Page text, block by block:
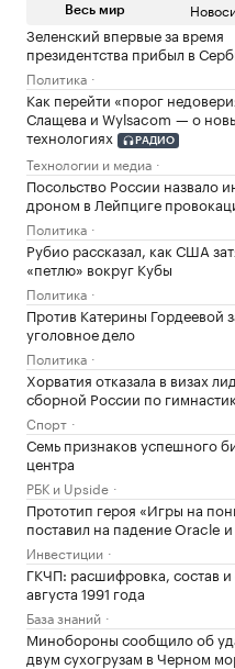
Весь мир
Зеленский впервые за время
президентства прибыл в
Политика
Как перейти «порог
Слащева и Wylsacom — о
технологиях
РАДИО
Технологии и медиа
Посольство России назвало
дроном в Лейпциге
Политика
Рубио рассказал, как США
«петлю» вокруг Кубы
Политика
Против Катерины Гордеевой
уголовное дело
Политика
Хорватия отказала в визах
сборной России по
Спорт
Семь признаков успешного
центра
РБК и Upside
Прототип героя «Игры на
поставил на падение Oracle
Инвестиции
ГКЧП: расшифровка, состав и
августа 1991 года
База знаний
Минобороны сообщило об
двум сухогрузам в Черном